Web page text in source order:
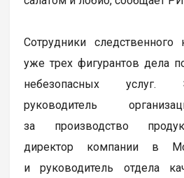
Сотрудники следственного
уже трех фигурантов дела
небезопасных услуг.
руководитель
за производство
директор компании в
и руководитель отдела